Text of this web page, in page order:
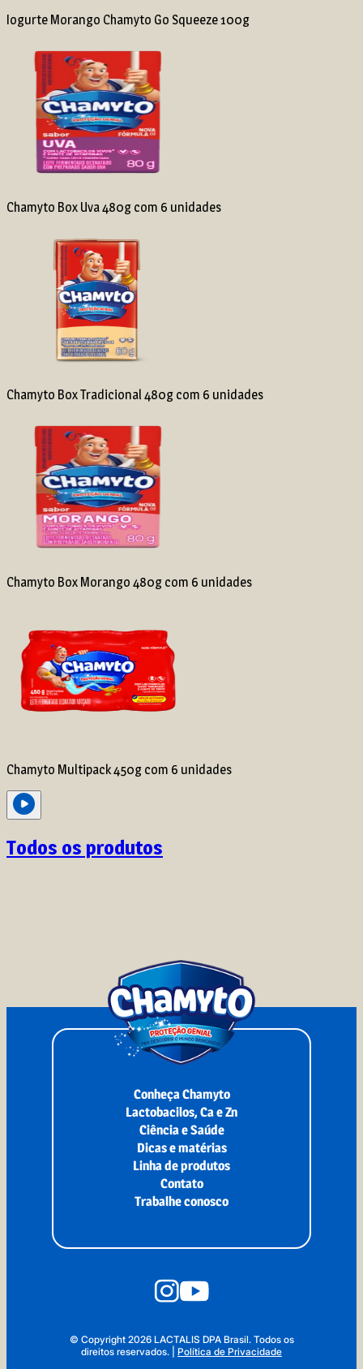
Iogurte Morango Chamyto Go Squeeze 100g
Chamyto Box Uva 480g com 6 unidades
Chamyto Box Tradicional 480g com 6 unidades
Chamyto Box Morango 480g com 6 unidades
Chamyto Multipack 450g com 6 unidades
Todos os produtos
Conheça Chamyto
Lactobacilos, Ca e Zn
Ciência e Saúde
Dicas e matérias
Linha de produtos
Contato
Trabalhe conosco
© Copyright 2026 LACTALIS DPA Brasil. Todos os
direitos reservados.
Política de Privacidade